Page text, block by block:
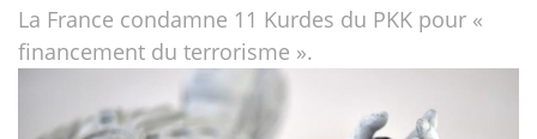
La France condamne 11 Kurdes du PKK pour «
financement du terrorisme ».